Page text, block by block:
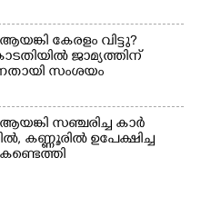
കേരളം വിട്ടു?
ജാമ്യത്തിന്
സംശയം
സഞ്ചരിച്ച കാർ
കണ്ണൂരിൽ ഉപേക്ഷിച്ച